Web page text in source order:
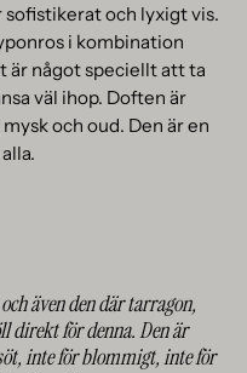
och lyxigt vis.
i kombination
är något speciellt att ta
väl ihop. Doften är
och oud. Den är en
även den där tarragon,
direkt för denna. Den är
inte för blommigt, inte för